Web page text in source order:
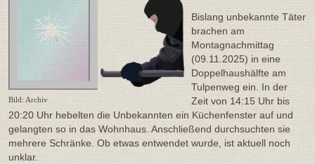
Bild: Archiv
Bislang unbekannte Täter
brachen am
Montagnachmittag
(09.11.2025) in eine
Doppelhaushälfte am
Tulpenweg ein. In der
Zeit von 14:15 Uhr bis
20:20 Uhr hebelten die Unbekannten ein Küchenfenster auf und
gelangten so in das Wohnhaus. Anschließend durchsuchten sie
mehrere Schränke. Ob etwas entwendet wurde, ist aktuell noch
unklar.